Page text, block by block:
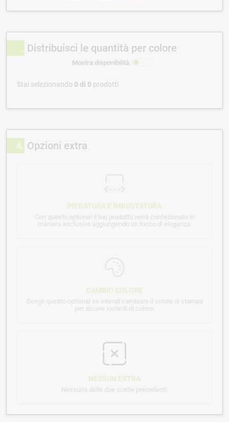
Distribuisci le quantità per colore
Mostra disponibilità
Stai selezionando 0 di 0 prodotti
4 Opzioni extra
PIEGATURA E IMBUSTATURA
Con questo optional il tuo prodotto verrà confezionato in
maniera esclusiva aggiungendo un tocco di eleganza.
CAMBIO COLORE
Scegli questo optional se intendi cambiare il colore di stampa
per alcune varianti di colore.
NESSUN EXTRA
Nessuna delle due scelte precedenti.